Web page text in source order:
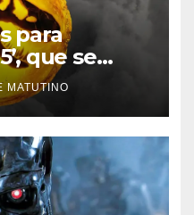
para
que se
MATUTINO